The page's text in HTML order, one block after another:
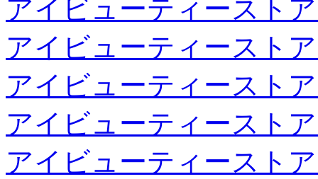
アイビューティースト
アイビューティースト
アイビューティースト
アイビューティースト
アイビューティースト